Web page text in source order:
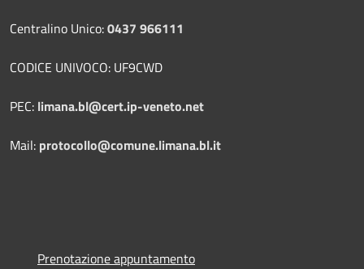
Centralino Unico:0437 966111
CODICE UNIVOCO: UF9CWD
PEC: limana.bl@cert.ip-veneto.net
Mail: protocollo@comune.limana.bl.it
Prenotazione appuntamento